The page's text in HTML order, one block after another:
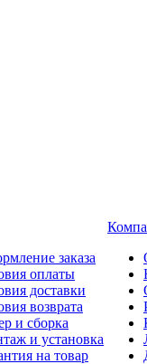
заказа
оплаты
доставки
возврата
и сборка
и установка
на товар